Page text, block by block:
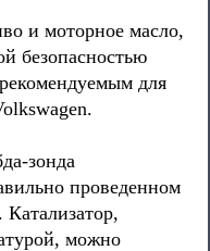
и моторное масло,
безопасностью
для
зонда
проведенном
можно